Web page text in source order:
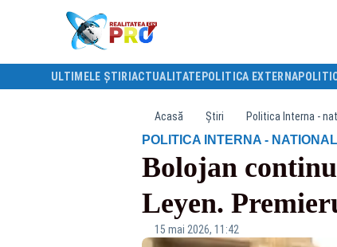
ULTIMELE ȘTIRI ACTUALITATE POLITICA EXTERNA
Acasă Știri Politica Interna -
POLITICA INTERNA -
Bolojan
Leyen.
15 mai 2026, 11:42